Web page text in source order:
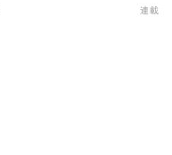
連載